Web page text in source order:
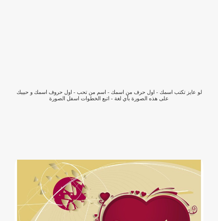
لو عايز تكتب اسمك - اول حرف من اسمك - اسم من تحب - اول حروف اسمك و حبيبك
على هذه الصورة بأي لغة - اتبع الخطوات اسفل الصورة